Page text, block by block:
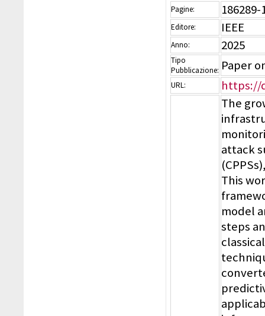
Pagine: 186289-
Editore: IEEE
Anno: 2025
Tipo
Pubblicazione: Paper
URL: https://
The
attack
This
model
steps